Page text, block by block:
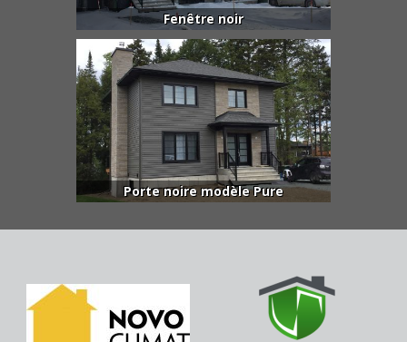
Fenêtre noir
Porte noire modèle Pure